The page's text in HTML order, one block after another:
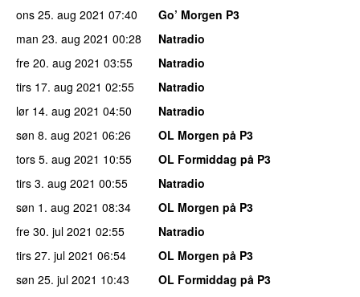
ons 25. aug 2021 07:40
Go’ Morgen P3
man 23. aug 2021 00:28
Natradio
fre 20. aug 2021 03:55
Natradio
tirs 17. aug 2021 02:55
Natradio
lør 14. aug 2021 04:50
Natradio
søn 8. aug 2021 06:26
OL Morgen på P3
tors 5. aug 2021 10:55
OL Formiddag på P3
tirs 3. aug 2021 00:55
Natradio
søn 1. aug 2021 08:34
OL Morgen på P3
fre 30. jul 2021 02:55
Natradio
tirs 27. jul 2021 06:54
OL Morgen på P3
søn 25. jul 2021 10:43
OL Formiddag på P3